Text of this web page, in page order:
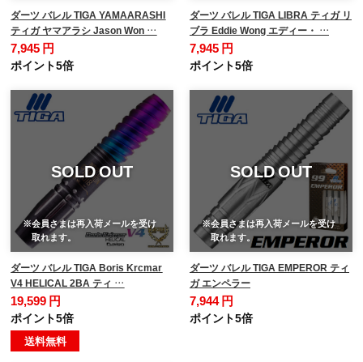
ダーツ バレル TIGA YAMAARASHI
ティガ ヤマアラシ Jason Won …
7,945 円
ポイント5倍
ダーツ バレル TIGA LIBRA ティガ リ
ブラ Eddie Wong エディー・ …
7,945 円
ポイント5倍
SOLD OUT
※会員さまは再入荷メールを受け
取れます。
ダーツ バレル TIGA Boris Krcmar
V4 HELICAL 2BA ティ …
19,599 円
ポイント5倍
送料無料
SOLD OUT
※会員さまは再入荷メールを受け
取れます。
ダーツ バレル TIGA EMPEROR ティ
ガ エンペラー
7,944 円
ポイント5倍